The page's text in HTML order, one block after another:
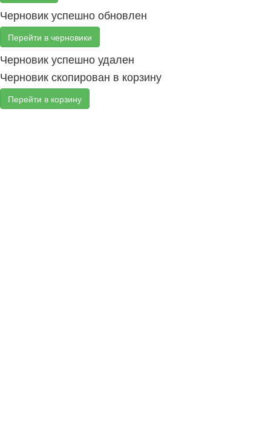
Черновик успешно обновлен
Перейти в черновики
Черновик успешно удален
Черновик скопирован в корзину
Перейти в корзину